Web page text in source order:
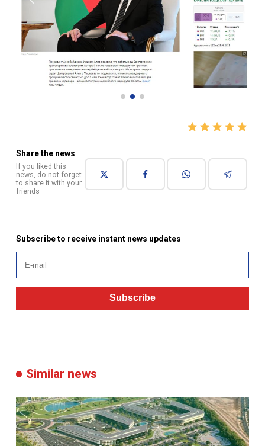
Share the news
If you liked this
news, do not forget
to share it with your
friends
Subscribe to receive instant news updates
Subscribe
Similar news